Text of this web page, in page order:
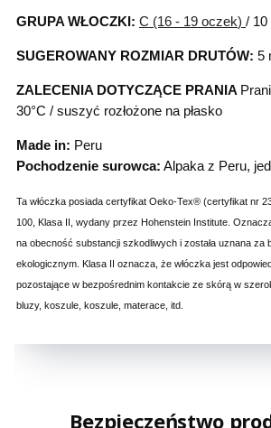
GRUPA WŁOCZKI: C (16 - 19 oczek) / 10
SUGEROWANY ROZMIAR DRUTÓW: 5
ZALECENIA DOTYCZĄCE PRANIA
30°C / suszyć rozłożone na płasko
Made in: Peru
Pochodzenie surowca: Alpaka z Peru,
Ta włóczka posiada certyfikat Oeko-Tex® (certyfikat nr
100, Klasa II, wydany przez Hohenstein Institute.
na obecność substancji szkodliwych i została uznana za
ekologicznym. Klasa II oznacza, że włóczka jest
pozostające w bezpośrednim kontakcie ze skórą w
bluzy, koszule, koszule, materace, itd.
Bezpieczeństwo